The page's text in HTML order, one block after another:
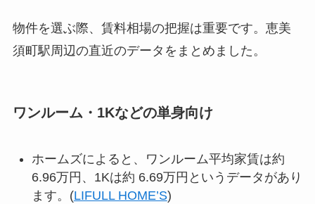
物件を選ぶ際、賃料相場の把握は重要です。恵美
須町駅周辺の直近のデータをまとめました。
ワンルーム・1Kなどの単身向け
ホームズによると、ワンルーム平均家賃は約
6.96万円、1Kは約 6.69万円というデータがあり
ます。(LIFULL HOME’S)